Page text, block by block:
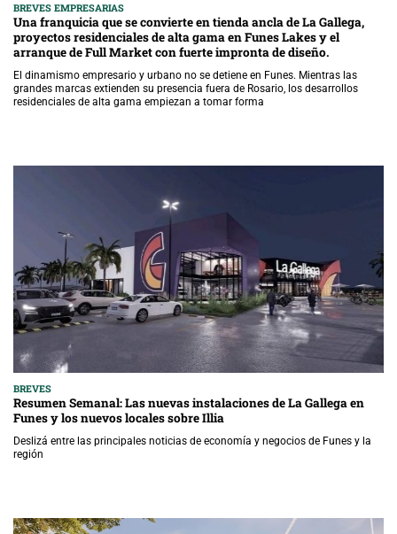
BREVES EMPRESARIAS
Una franquicia que se convierte en tienda ancla de La Gallega,
proyectos residenciales de alta gama en Funes Lakes y el
arranque de Full Market con fuerte impronta de diseño.
El dinamismo empresario y urbano no se detiene en Funes. Mientras las
grandes marcas extienden su presencia fuera de Rosario, los desarrollos
residenciales de alta gama empiezan a tomar forma
BREVES
Resumen Semanal: Las nuevas instalaciones de La Gallega en
Funes y los nuevos locales sobre Illia
Deslizá entre las principales noticias de economía y negocios de Funes y la
región